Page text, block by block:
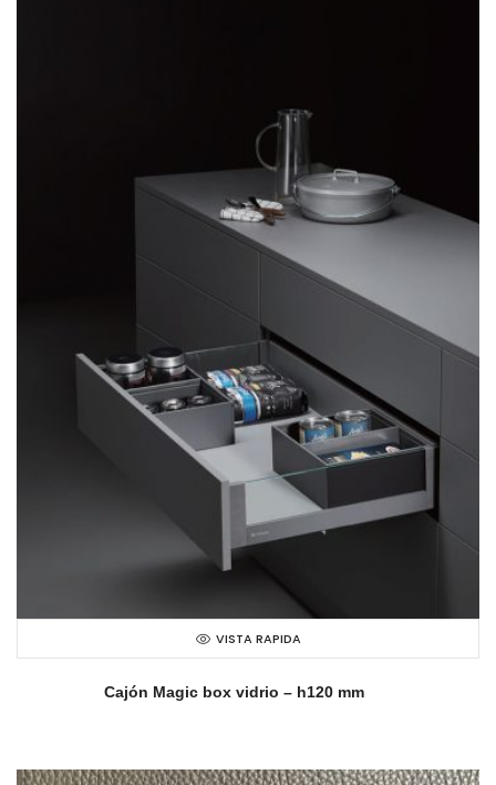
VISTA RAPIDA
Cajón Magic box vidrio – h120 mm